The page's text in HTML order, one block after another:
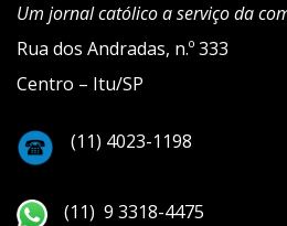
Um jornal católico a serviço da
Rua dos Andradas, n.º 333
Centro – Itu/SP
(11) 4023-1198
(11) 9 3318-4475